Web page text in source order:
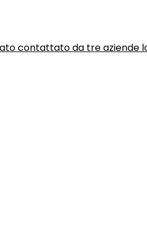
contattato da tre aziende